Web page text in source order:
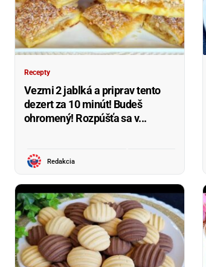
Recepty
Vezmi 2 jablká a priprav tento
dezert za 10 minút! Budeš
ohromený! Rozpúšťa sa v...
Redakcia